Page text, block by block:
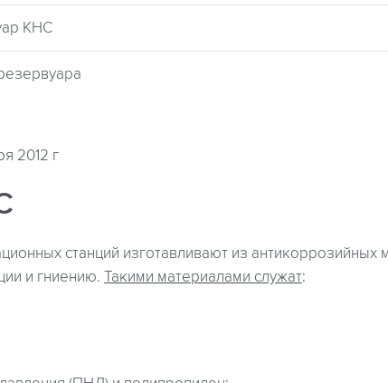
КНС
2012 г
станций изготавливают из антикоррозийных
и гниению. Такими материалами служат: